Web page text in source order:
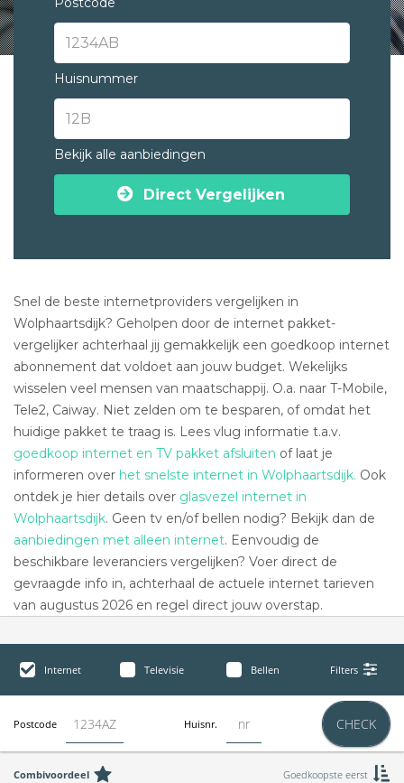
Huisnummer
Bekijk alle aanbiedingen
Direct Vergelijken
Snel de beste internetproviders vergelijken in
Wolphaartsdijk? Geholpen door de internet pakket-
vergelijker achterhaal jij gemakkelijk een goedkoop internet
abonnement dat voldoet aan jouw budget. Wekelijks
wisselen veel mensen van maatschappij. O.a. naar T-Mobile,
Tele2, Caiway. Niet zelden om te besparen, of omdat het
huidige pakket te traag is. Lees vlug informatie t.a.v.
goedkoop internet en TV pakket afsluiten of laat je
informeren over het snelste internet in Wolphaartsdijk. Ook
ontdek je hier details over glasvezel internet in
Wolphaartsdijk. Geen tv en/of bellen nodig? Bekijk dan de
aanbiedingen met alleen internet. Eenvoudig de
beschikbare leveranciers vergelijken? Voer direct de
gevraagde info in, achterhaal de actuele internet tarieven
van augustus 2026 en regel direct jouw overstap.
Internet Televisie Bellen Filters
Postcode Huisnr. CHECK
Combivoordeel Goedkoopste eerst